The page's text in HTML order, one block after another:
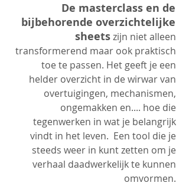
De masterclass en de
bijbehorende overzichtelijke
sheets zijn niet alleen
transformerend maar ook praktisch
toe te passen. Het geeft je een
helder overzicht in de wirwar van
overtuigingen, mechanismen,
ongemakken en.... hoe die
tegenwerken in wat je belangrijk
vindt in het leven.  Een tool die je
steeds weer in kunt zetten om je
verhaal daadwerkelijk te kunnen
omvormen.